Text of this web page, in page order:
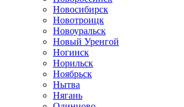
Новосибирск
Новотроицк
Новоуральск
Новый Уренгой
Ногинск
Норильск
Ноябрьск
Нытва
Нягань